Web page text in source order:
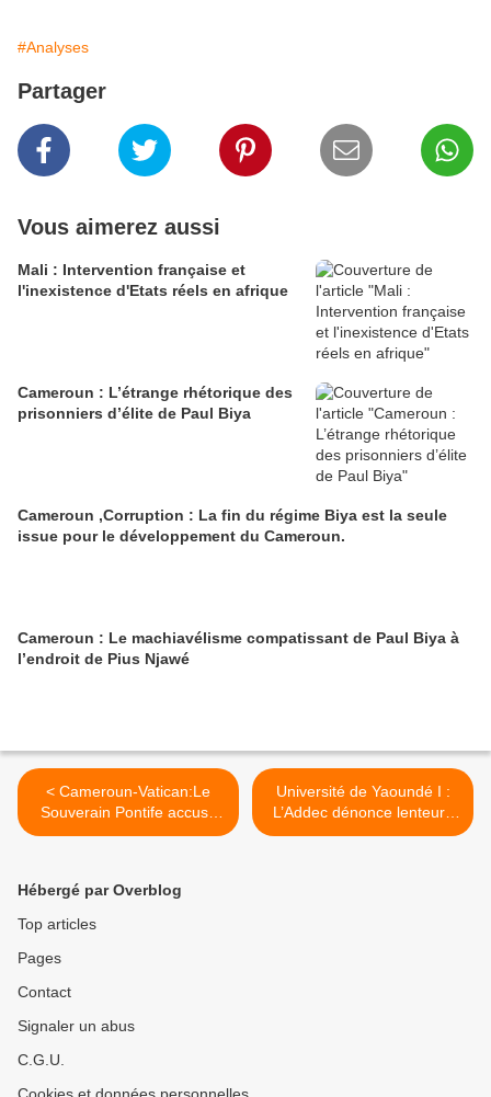
#Analyses
Partager
Vous aimerez aussi
Mali : Intervention française et
l'inexistence d'Etats réels en afrique
Cameroun : L’étrange rhétorique des
prisonniers d’élite de Paul Biya
Cameroun ,Corruption : La fin du régime Biya est la seule
issue pour le développement du Cameroun.
Cameroun : Le machiavélisme compatissant de Paul Biya à
l’endroit de Pius Njawé
< Cameroun-Vatican:Le
Souverain Pontife accuse
Paul Biya
Université de Yaoundé I :
L’Addec dénonce lenteurs
et arnaques >
Hébergé par Overblog
Top articles
Pages
Contact
Signaler un abus
C.G.U.
Cookies et données personnelles